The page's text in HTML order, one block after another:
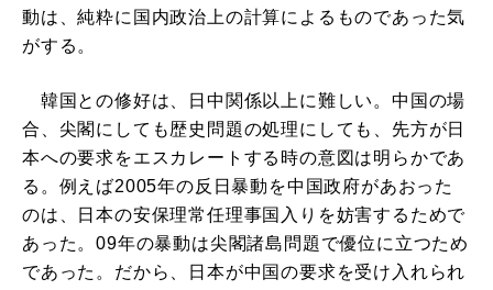
動は、純粋に国内政治上の計算によるものであった気
がする。
韓国との修好は、日中関係以上に難しい。中国の場
合、尖閣にしても歴史問題の処理にしても、先方が日
本への要求をエスカレートする時の意図は明らかであ
る。例えば2005年の反日暴動を中国政府があおった
のは、日本の安保理常任理事国入りを妨害するためで
あった。09年の暴動は尖閣諸島問題で優位に立つため
であった。だから、日本が中国の要求を受け入れられ